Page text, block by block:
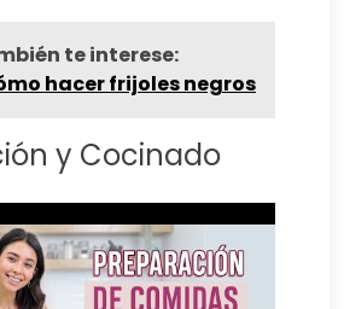
te interese:
hacer frijoles negros
y Cocinado